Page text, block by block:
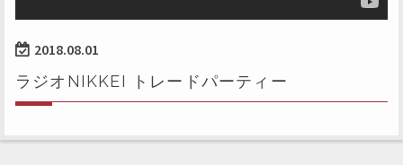
2018.08.01
ラジオNIKKEI トレードパーティー